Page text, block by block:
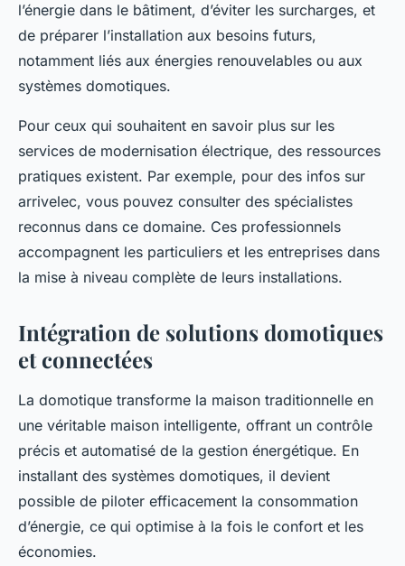
l’énergie dans le bâtiment, d’éviter les surcharges, et
de préparer l’installation aux besoins futurs,
notamment liés aux énergies renouvelables ou aux
systèmes domotiques.
Pour ceux qui souhaitent en savoir plus sur les
services de modernisation électrique, des ressources
pratiques existent. Par exemple, pour des infos sur
arrivelec, vous pouvez consulter des spécialistes
reconnus dans ce domaine. Ces professionnels
accompagnent les particuliers et les entreprises dans
la mise à niveau complète de leurs installations.
Intégration de solutions domotiques
et connectées
La domotique transforme la maison traditionnelle en
une véritable maison intelligente, offrant un contrôle
précis et automatisé de la gestion énergétique. En
installant des systèmes domotiques, il devient
possible de piloter efficacement la consommation
d’énergie, ce qui optimise à la fois le confort et les
économies.